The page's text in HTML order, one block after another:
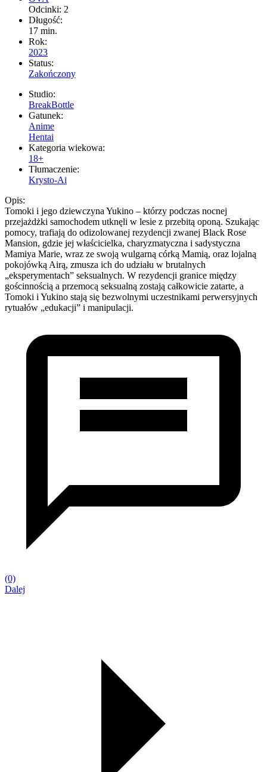
Odcinki: 2
Długość:
17 min.
Rok:
2023
Status:
Zakończony
Studio:
BreakBottle
Gatunek:
Anime
Hentai
Kategoria wiekowa:
18+
Tłumaczenie:
Krysto-Ai
Opis:
Tomoki i jego dziewczyna Yukino – którzy podczas nocnej
przejażdżki samochodem utknęli w lesie z przebitą oponą. Szukając
pomocy, trafiają do odizolowanej rezydencji zwanej Black Rose
Mansion, gdzie jej właścicielka, charyzmatyczna i sadystyczna
Mamiya Marie, wraz ze swoją wulgarną córką Mamią, oraz lojalną
pokojówką Airą, zmusza ich do udziału w brutalnych
„eksperymentach” seksualnych. W rezydencji granice między
gościnnością a przemocą seksualną zostają całkowicie zatarte, a
Tomoki i Yukino stają się bezwolnymi uczestnikami perwersyjnych
rytuałów „edukacji” i manipulacji.
(0)
Dalej